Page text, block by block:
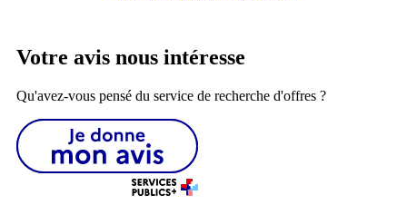
Votre avis nous intéresse
Qu'avez-vous pensé du service de recherche d'offres ?